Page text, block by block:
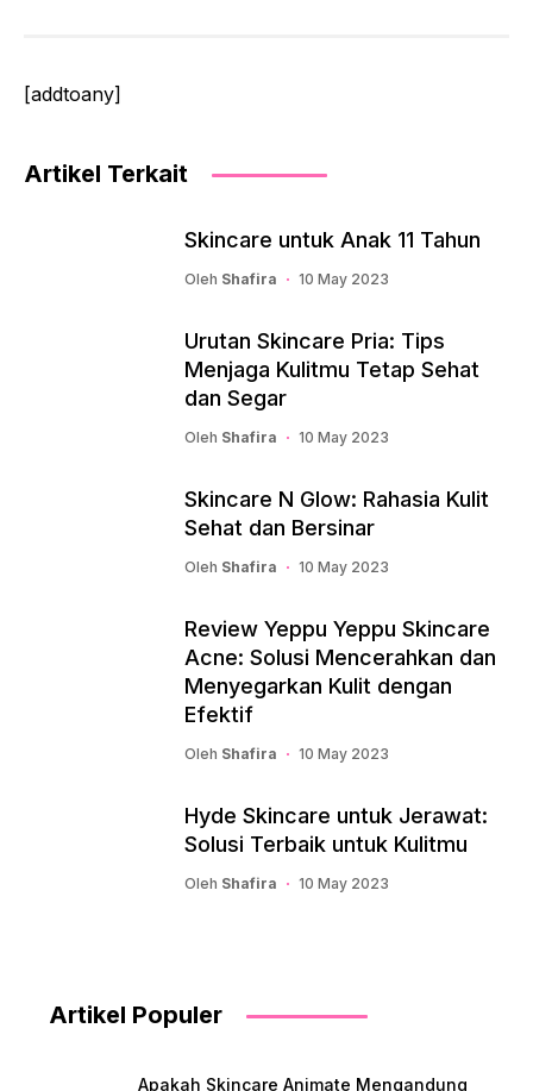
[addtoany]
Artikel Terkait
Skincare untuk Anak 11 Tahun
Oleh Shafira 10 May 2023
Urutan Skincare Pria: Tips
Menjaga Kulitmu Tetap Sehat
dan Segar
Oleh Shafira 10 May 2023
Skincare N Glow: Rahasia Kulit
Sehat dan Bersinar
Oleh Shafira 10 May 2023
Review Yeppu Yeppu Skincare
Acne: Solusi Mencerahkan dan
Menyegarkan Kulit dengan
Efektif
Oleh Shafira 10 May 2023
Hyde Skincare untuk Jerawat:
Solusi Terbaik untuk Kulitmu
Oleh Shafira 10 May 2023
Artikel Populer
Apakah Skincare Animate Mengandung